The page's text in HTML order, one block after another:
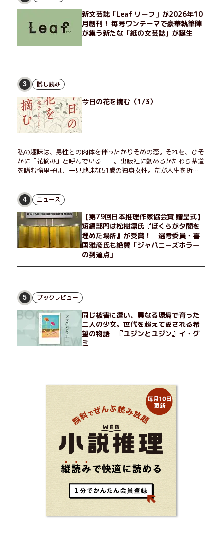
独身、幼なじみの変わらぬ友情とささやかな幸せの日々を描く。
新文芸誌「Leaf リーフ」が2026年10
月創刊！ 毎号ワンテーマで豪華執筆陣
が集う新たな「紙の文芸誌」が誕生
3 試し読み
今日の花を摘む（1/3）
私の趣味は、男性との肉体を伴ったかりそめの恋。それを、ひそ
かに「花摘み」と呼んでいる──。出版社に勤めるかたわら茶道
を嗜む愉里子は、一見地味な51歳の独身女性。だが人生を折り
せる男が現れた。茶の湯の粋人、70歳の万江島だ。だが彼に
は、ある秘密があった……。自分の心と身体を偽らない女たちの
姿と、その連帯を描く。赤裸々にして切実な、セクシュアリティ
をめぐる物語。
4 ニュース
【第79回日本推理作家協会賞 贈呈式】
短編部門は松樹凛氏『ぼくらが夕闇を
埋めた場所』が受賞！ 選考委員・喜
国雅彦氏も絶賛「ジャパニーズホラー
の到達点」
5 ブックレビュー
同じ被害に遭い、異なる環境で育った
二人の少女。世代を超えて愛される希
望の物語 『ユジンとユジン』イ・グ
ミ